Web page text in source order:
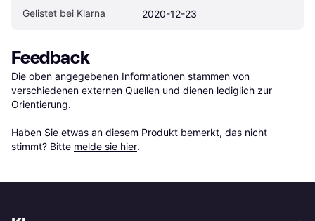
Gelistet bei Klarna 2020-12-23
Feedback
Die oben angegebenen Informationen stammen von
verschiedenen externen Quellen und dienen lediglich zur
Orientierung.
Haben Sie etwas an diesem Produkt bemerkt, das nicht
stimmt? Bitte melde sie hier.